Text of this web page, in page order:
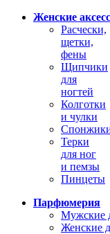
Женские
Расчески,
щетки,
фены
Щипчики
для
ногтей
Колготки
и чулки
Терки
для ног
и пемзы
Пинцеты
Парфюмерия
Мужские
Женские